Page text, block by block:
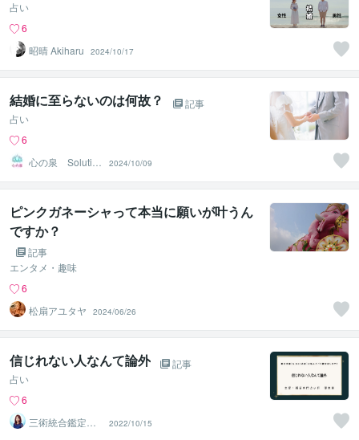
占い
6
昭晴 Akiharu
2024/10/17
結婚に至らないのは何故？
記事
占い
6
心の泉 Solutio
nHeart
2024/10/09
ピンクガネーシャって本当に願いが叶うん
ですか？
記事
エンタメ・趣味
6
松扇アユタヤ
2024/06/26
信じれない人なんて論外
記事
占い
6
三術統合鑑定
師 優未華
2022/10/15